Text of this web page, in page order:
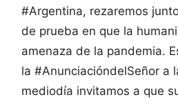
#Argentina, rezaremos
de prueba en que la
amenaza de la pandemia.
la #AnunciacióndelSeñor a
mediodía invitamos a que